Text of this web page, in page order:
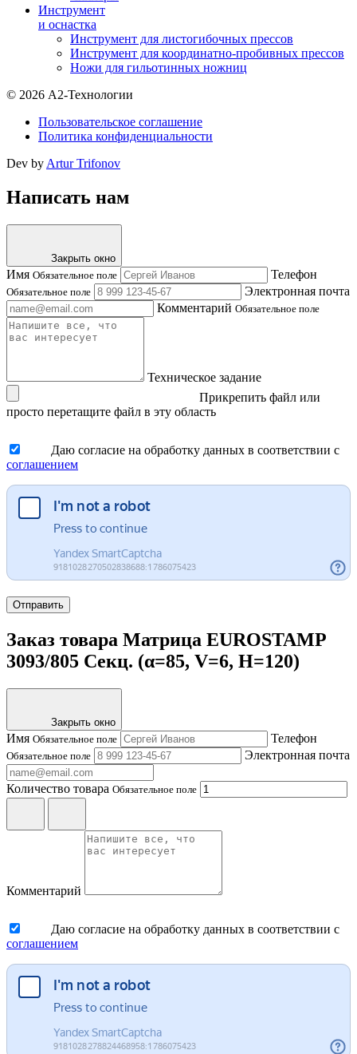
Инструмент
и оснастка
Инструмент для листогибочных прессов
Инструмент для координатно-пробивных прессов
Ножи для гильотинных ножниц
© 2026 А2-Технологии
Пользовательское соглашение
Политика конфиденциальности
Dev by Artur Trifonov
Написать нам
Закрыть окно
Имя Обязательное поле Телефон
Обязательное поле
Электронная почта
Комментарий Обязательное поле
Техническое задание
Прикрепить файл или
просто перетащите файл в эту область
Даю согласие на обработку данных в соответствии с
соглашением
Отправить
Заказ товара Матрица EUROSTAMP
3093/805 Секц. (α=85, V=6, H=120)
Закрыть окно
Имя Обязательное поле Телефон
Обязательное поле Электронная почта
Количество товара Обязательное поле
Комментарий
Даю согласие на обработку данных в соответствии с
соглашением